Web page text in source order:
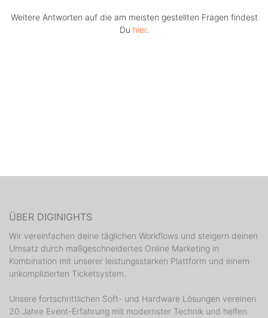
Weitere Antworten auf die am meisten gestellten Fragen findest
Du hier.
ÜBER DIGINIGHTS
Wir vereinfachen deine täglichen Workflows und steigern deinen
Umsatz durch maßgeschneidertes Online Marketing in
Kombination mit unserer leistungsstarken Plattform und einem
unkomplizierten Ticketsystem.
Unsere fortschrittlichen Soft- und Hardware Lösungen vereinen
20 Jahre Event-Erfahrung mit modernster Technik und helfen